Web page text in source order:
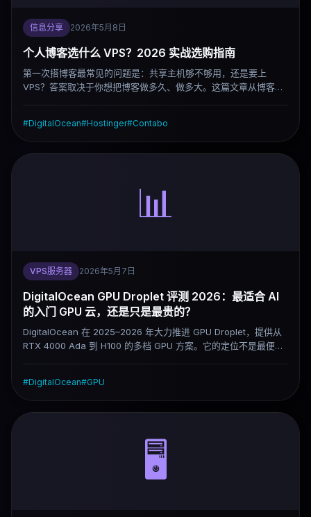
信息分享 2026年5月8日
个人博客选什么 VPS？2026 实战选购指南
第一次搭博客最常见的问题是：共享主机够不够用，还是要上
VPS？答案取决于你想把博客做多久、做多大。这篇文章从博客的
#DigitalOcean#Hostinger#Contabo
📊
VPS服务器 2026年5月7日
DigitalOcean GPU Droplet 评测 2026：最适合 AI
的入门 GPU 云，还是只是最贵的？
DigitalOcean 在 2025–2026 年大力推进 GPU Droplet，提供从
RTX 4000 Ada 到 H100 的多档 GPU 方案。它的定位不是最便宜
位、计费陷阱，以及和 RunPod、Vast.ai 的真实差距。
#DigitalOcean#GPU
🖥️